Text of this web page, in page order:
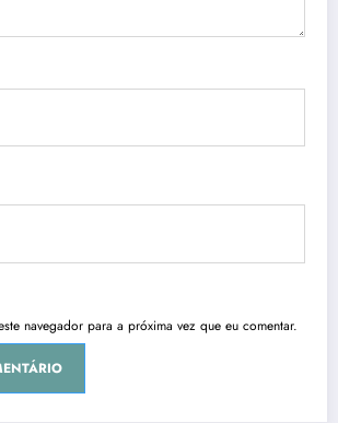
navegador para a próxima vez que eu comentar.